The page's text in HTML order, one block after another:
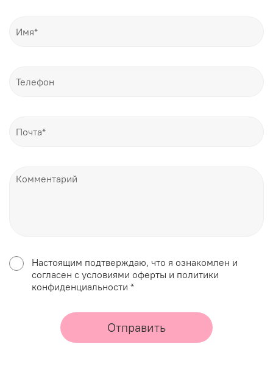
Настоящим подтверждаю, что я ознакомлен и
согласен с условиями оферты и политики
конфиденциальности *
Отправить